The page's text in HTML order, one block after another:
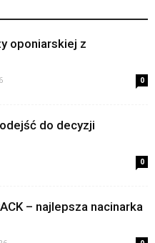
oponiarskiej z
0
do decyzji
0
– najlepsza nacinarka